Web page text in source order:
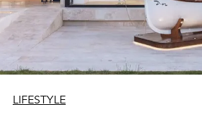
LIFESTYLE